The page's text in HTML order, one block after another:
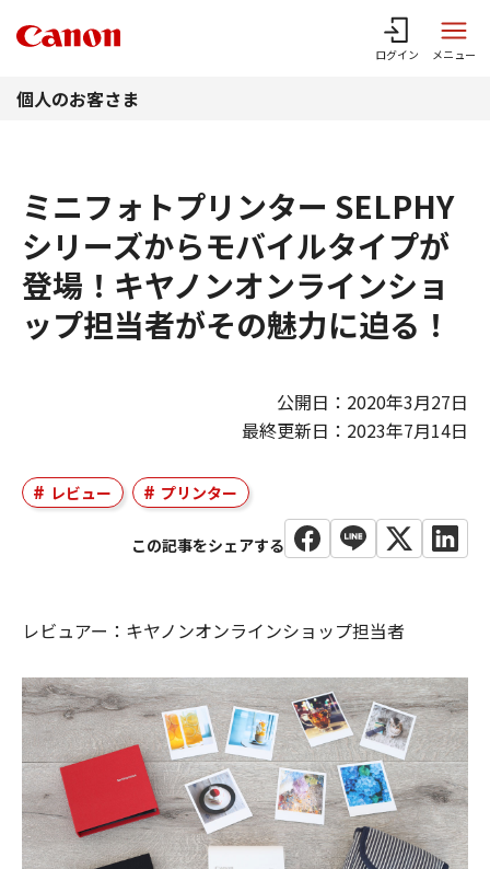
ログイン メニュー
個人のお客さま
ミニフォトプリンター SELPHY
シリーズからモバイルタイプが
登場！キヤノンオンラインショ
ップ担当者がその魅力に迫る！
公開日：2020年3月27日
最終更新日：2023年7月14日
レビュー プリンター
レビュアー：キヤノンオンラインショップ担当者